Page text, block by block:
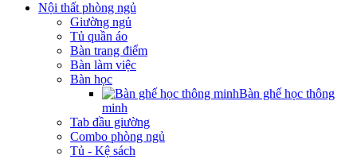
Nội thất phòng ngủ
Giường ngủ
Tủ quần áo
Bàn trang điểm
Bàn làm việc
Bàn học
Bàn ghế học thông
minh
Tab đầu giường
Combo phòng ngủ
Tủ - Kệ sách